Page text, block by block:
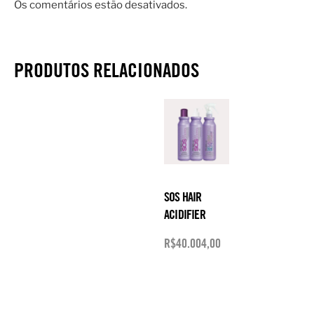
Os comentários estão desativados.
PRODUTOS RELACIONADOS
SOS HAIR
ACIDIFIER
R$40.004,00